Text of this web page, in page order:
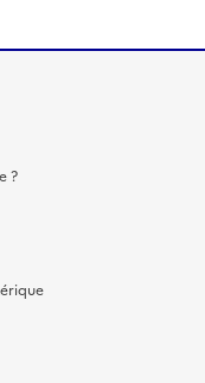
?